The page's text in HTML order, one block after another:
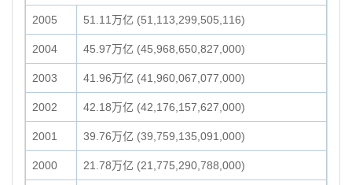
2005 51.11万亿 (51,113,299,505,116)
2004 45.97万亿 (45,968,650,827,000)
2003 41.96万亿 (41,960,067,077,000)
2002 42.18万亿 (42,176,157,627,000)
2001 39.76万亿 (39,759,135,091,000)
2000 21.78万亿 (21,775,290,788,000)